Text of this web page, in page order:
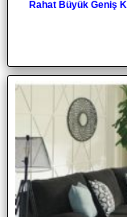
Rahat Büyük Geniş